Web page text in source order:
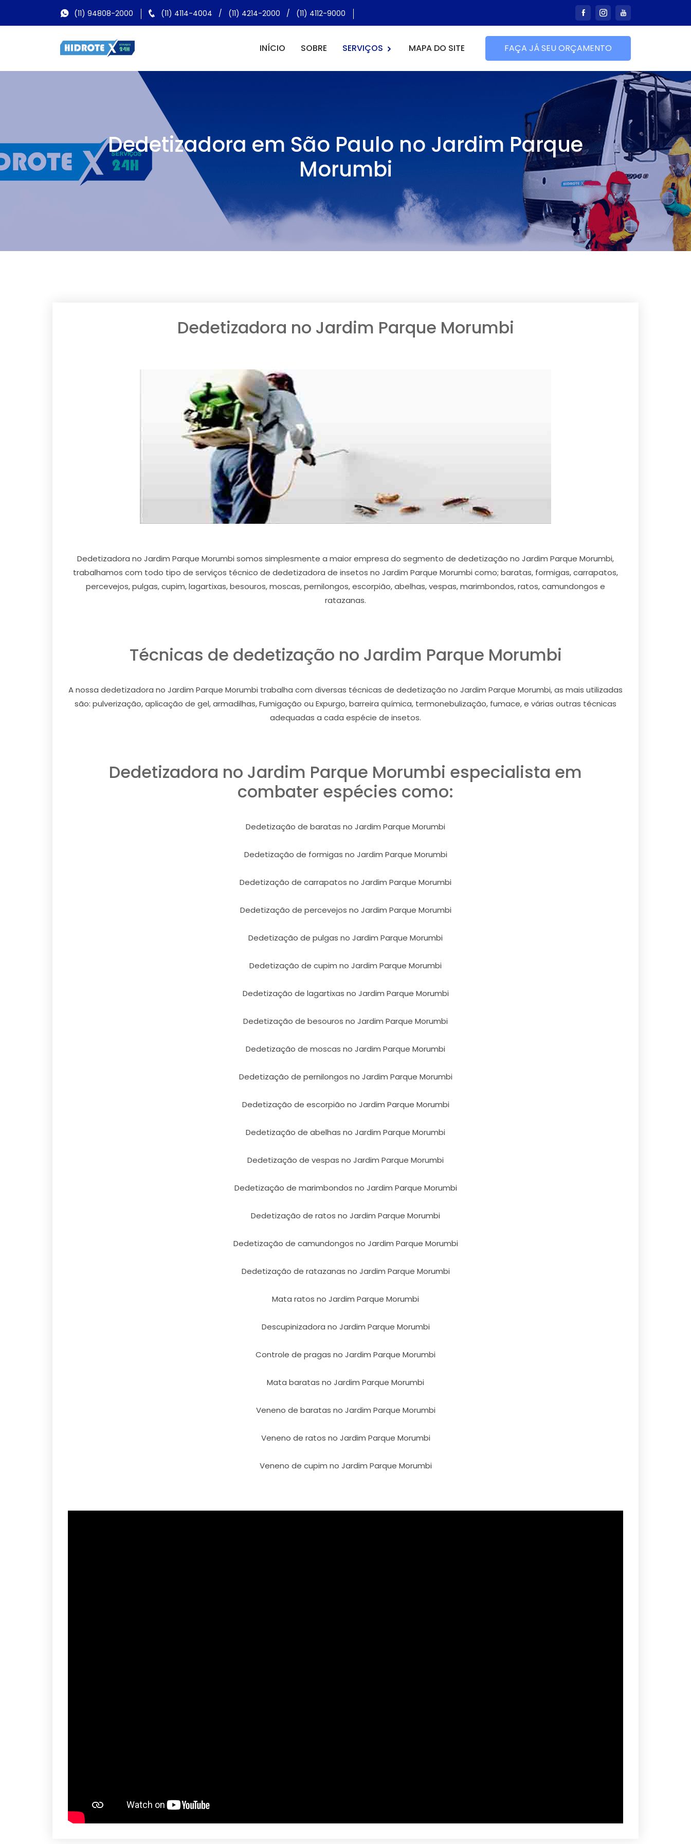
(11) 94808-2000 (11) 4114-4004 / (11) 4214-2000 / (11) 4112-9000
INÍCIO SOBRE SERVIÇOS MAPA DO SITE FAÇA JÁ SEU ORÇAMENTO
Dedetizadora em São Paulo no Jardim Parque
Morumbi
Dedetizadora no Jardim Parque Morumbi
Dedetizadora no Jardim Parque Morumbi somos simplesmente a maior empresa do segmento de dedetização no Jardim Parque Morumbi,
trabalhamos com todo tipo de serviços técnico de dedetizadora de insetos no Jardim Parque Morumbi como; baratas, formigas, carrapatos,
percevejos, pulgas, cupim, lagartixas, besouros, moscas, pernilongos, escorpião, abelhas, vespas, marimbondos, ratos, camundongos e
ratazanas.
Técnicas de dedetização no Jardim Parque Morumbi
A nossa dedetizadora no Jardim Parque Morumbi trabalha com diversas técnicas de dedetização no Jardim Parque Morumbi, as mais utilizadas
são: pulverização, aplicação de gel, armadilhas, Fumigação ou Expurgo, barreira química, termonebulização, fumace, e várias outras técnicas
adequadas a cada espécie de insetos.
Dedetizadora no Jardim Parque Morumbi especialista em
combater espécies como:
Dedetização de baratas no Jardim Parque Morumbi
Dedetização de formigas no Jardim Parque Morumbi
Dedetização de carrapatos no Jardim Parque Morumbi
Dedetização de percevejos no Jardim Parque Morumbi
Dedetização de pulgas no Jardim Parque Morumbi
Dedetização de cupim no Jardim Parque Morumbi
Dedetização de lagartixas no Jardim Parque Morumbi
Dedetização de besouros no Jardim Parque Morumbi
Dedetização de moscas no Jardim Parque Morumbi
Dedetização de pernilongos no Jardim Parque Morumbi
Dedetização de escorpião no Jardim Parque Morumbi
Dedetização de abelhas no Jardim Parque Morumbi
Dedetização de vespas no Jardim Parque Morumbi
Dedetização de marimbondos no Jardim Parque Morumbi
Dedetização de ratos no Jardim Parque Morumbi
Dedetização de camundongos no Jardim Parque Morumbi
Dedetização de ratazanas no Jardim Parque Morumbi
Mata ratos no Jardim Parque Morumbi
Descupinizadora no Jardim Parque Morumbi
Controle de pragas no Jardim Parque Morumbi
Mata baratas no Jardim Parque Morumbi
Veneno de baratas no Jardim Parque Morumbi
Veneno de ratos no Jardim Parque Morumbi
Veneno de cupim no Jardim Parque Morumbi